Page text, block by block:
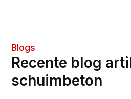
Blogs
Recente blog
schuimbeton